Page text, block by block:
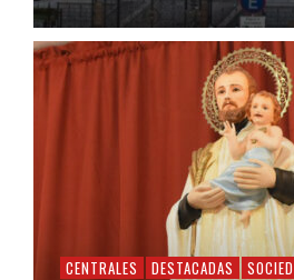
CENTRALES DESTACADAS